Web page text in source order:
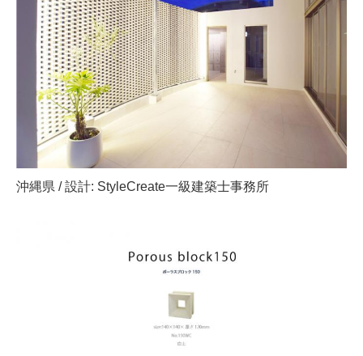
沖縄県 / 設計: StyleCreate一級建築士事務所